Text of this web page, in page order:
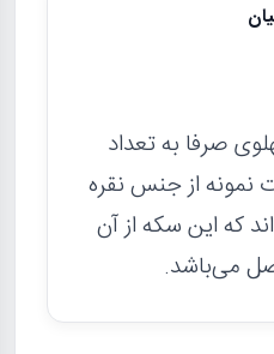
صرفا به تعداد
نمونه از جنس نقره
که این سکه از آن
می‌باشد.